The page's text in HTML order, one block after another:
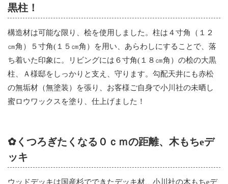
黒柱！
構造材は可能な限り、桧を使用しました。柱は４寸角（１２
㎝角）５寸角(１５㎝角）を用い、あらわしにすることで、落
ち着いた印象に。リビングには６寸角(１８㎝角）の桧の大黒
柱、Ａ様邸をしっかりと支え、守ります。勾配天井にも赤松
の無垢材（無塗装）を張り、お客様ご自身で小川社の未晒し
蜜ロウワックスを塗り、仕上げました！
✿くつろぎたくなる０ｃｍの距離、木もちeデ
ッキ
ウッドデッキは国産杉でできたデッキ材、小川社の木もちeデ